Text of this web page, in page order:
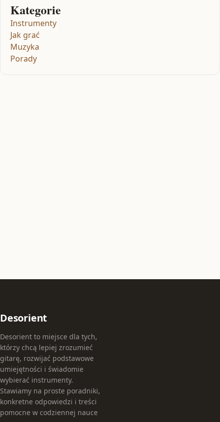
Kategorie
Instrumenty
Jak grać
Muzyka
Porady
Desorient
Desorient to miejsce dla tych,
którzy chcą lepiej zrozumieć
gitarę, rozwijać podstawowe
umiejętności i świadomie
wybierać instrumenty.
Stawiamy na proste poradniki,
konkretne odpowiedzi i treści
pomocne w codziennej nauce